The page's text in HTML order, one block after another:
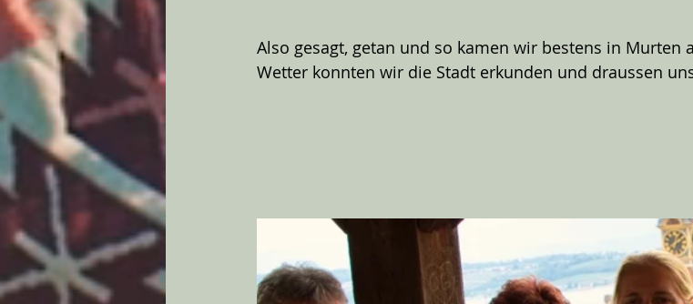
Also gesagt, getan und so kamen wir bestens in Murten
Wetter konnten wir die Stadt erkunden und draussen